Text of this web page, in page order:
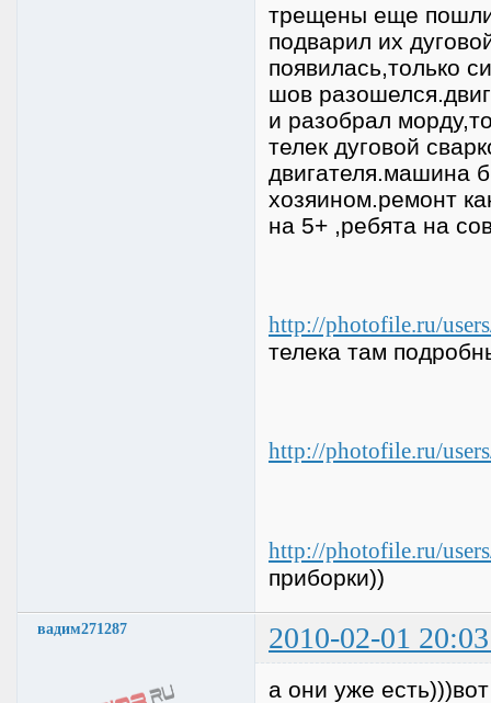
трещены еще
подварил их
появилась,только
шов
и разобрал
телек дуговой
двигателя.машина
хозяином.ремонт
на 5+ ,ребята на
http://photofile.ru/
телека там
http://photofile.ru/
http://photofile.ru/
приборки))
вадим271287 2010-02-01
а они уже